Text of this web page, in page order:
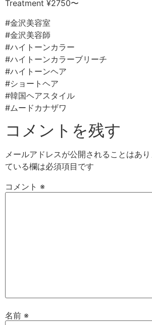
Treatment ¥2750〜
#金沢美容室
#金沢美容師
#ハイトーンカラー
#ハイトーンカラーブリーチ
#ハイトーンヘア
#ショートヘア
#韓国ヘアスタイル
#ムードカナザワ
コメントを残す
メールアドレスが公開されることはあり
ている欄は必須項目です
コメント ※
名前 ※